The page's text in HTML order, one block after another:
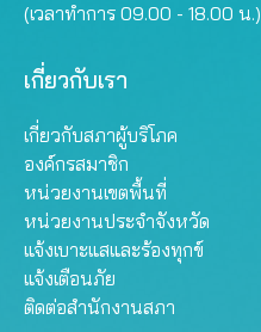
(เวลาทำการ 09.00 - 18.00 น.)
เกี่ยวกับเรา
เกี่ยวกับสภาผู้บริโภค
องค์กรสมาชิก
หน่วยงานเขตพื้นที่
หน่วยงานประจำจังหวัด
แจ้งเบาะแสและร้องทุกข์
แจ้งเตือนภัย
ติดต่อสำนักงานสภา